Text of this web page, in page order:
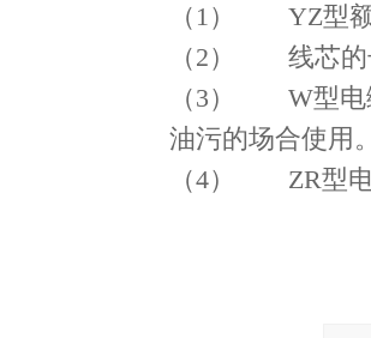
（ 1） YZ型额
（2） 线芯的
（3） W型电缆
油污的场合使用
（4） ZR型电